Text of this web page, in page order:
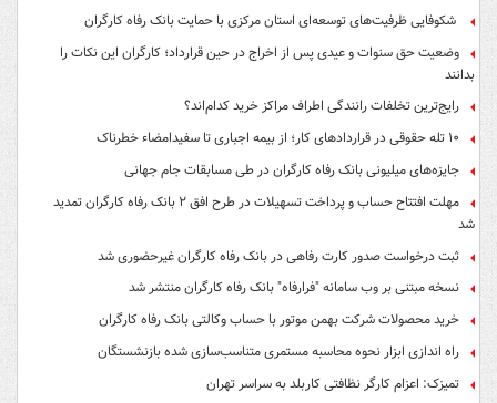
شکوفایی ظرفیت‌های توسعه‌ای استان مرکزی با حمایت بانک رفاه کارگران
وضعیت حق سنوات و عیدی پس از اخراج در حین قرارداد؛ کارگران این نکات را
بدانند
رایج‌ترین تخلفات رانندگی اطراف مراکز خرید کدام‌اند؟
۱۰ تله حقوقی در قراردادهای کار؛ از بیمه اجباری تا سفیدامضاء خطرناک
جایزه‌های میلیونی بانک رفاه کارگران در طی مسابقات جام جهانی
مهلت افتتاح حساب و پرداخت تسهیلات در طرح افق ۲ بانک رفاه کارگران تمدید
شد
ثبت درخواست صدور کارت رفاهی در بانک رفاه کارگران غیرحضوری شد
نسخه مبتنی بر وب سامانه "فرارفاه" بانک رفاه کارگران منتشر شد
خرید محصولات شرکت بهمن موتور با حساب وکالتی بانک رفاه کارگران
راه اندازی ابزار نحوه محاسبه مستمری متناسب‌سازی شده بازنشستگان
تمیزک: اعزام کارگر نظافتی کاربلد به سراسر تهران